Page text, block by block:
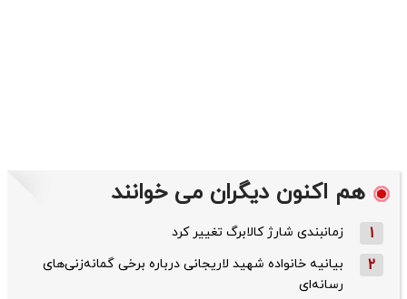
هم اکنون دیگران می خوانند
1 زمانبندی شارژ کالابرگ تغییر کرد
2
بیانیه خانواده شهید لاریجانی درباره برخی گمانه‌زنی‌های
رسانه‌ای